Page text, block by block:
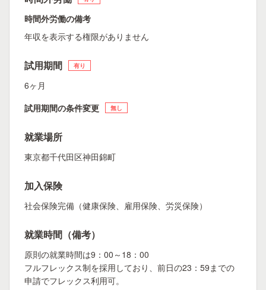
時間外労働の備考
年収を表示する権限がありません
試用期間 有り
6ヶ月
試用期間の条件変更
無し
就業場所
東京都千代田区神田錦町
加入保険
社会保険完備（健康保険、雇用保険、労災保険）
就業時間（備考）
原則の就業時間は9：00～18：00
フルフレックス制を採用しており、前日の23：59までの
申請でフレックス利用可。